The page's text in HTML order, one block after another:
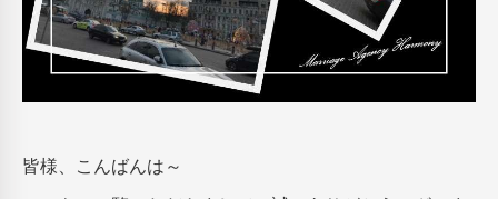
皆様、こんばんは～